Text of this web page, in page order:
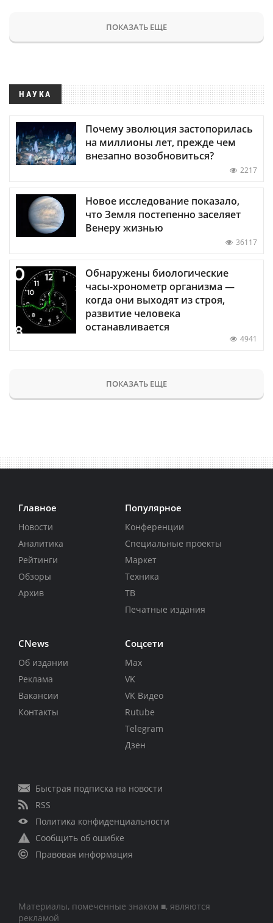
ПОКАЗАТЬ ЕЩЕ
НАУКА
Почему эволюция застопорилась
на миллионы лет, прежде чем
внезапно возобновиться?
2217
Новое исследование показало,
что Земля постепенно заселяет
Венеру жизнью
36117
Обнаружены биологические
часы-хронометр организма —
когда они выходят из строя,
развитие человека
останавливается
4941
ПОКАЗАТЬ ЕЩЕ
Главное
Новости
Аналитика
Рейтинги
Обзоры
Архив
Популярное
Конференции
Специальные проекты
Маркет
Техника
ТВ
Печатные издания
CNews
Об издании
Реклама
Вакансии
Контакты
Соцсети
Max
VK
VK Видео
Rutube
Telegram
Дзен
Быстрая подписка на новости
RSS
Политика конфиденциальности
Сообщить об ошибке
Правовая информация
Материалы, помеченные знаком ■, являются
рекламой